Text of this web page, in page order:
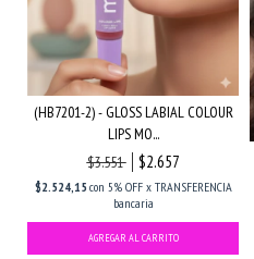
(HB7201-2) - GLOSS LABIAL COLOUR
LIPS MO...
$3.551
$2.657
$2.524,15 con 5% OFF x TRANSFERENCIA
bancaria